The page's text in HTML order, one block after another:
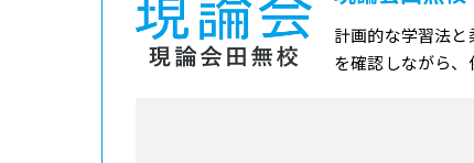
計画的な学習法
を確認しながら、